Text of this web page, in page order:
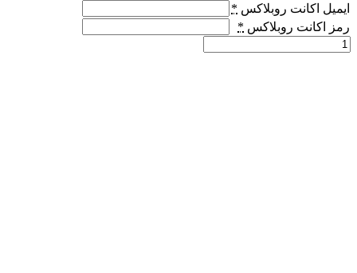
ایمیل اکانت روبلاکس *
رمز اکانت روبلاکس *
خرید